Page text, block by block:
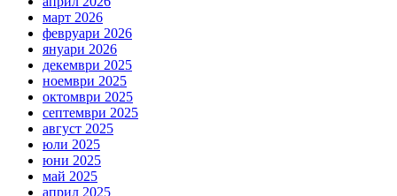
март 2026
февруари 2026
януари 2026
декември 2025
ноември 2025
октомври 2025
септември 2025
август 2025
юли 2025
юни 2025
май 2025
април 2025